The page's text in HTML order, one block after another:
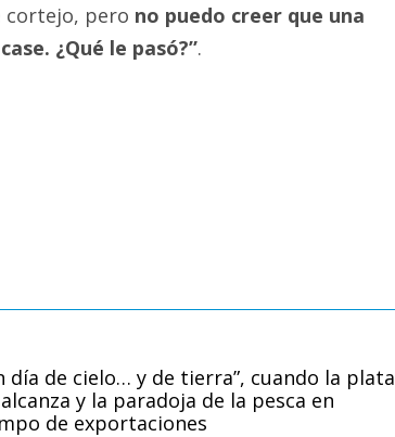
cortejo, pero no puedo creer que una
¿Qué le pasó?”.
día de cielo… y de tierra”, cuando la plata
y la paradoja de la pesca en
de exportaciones